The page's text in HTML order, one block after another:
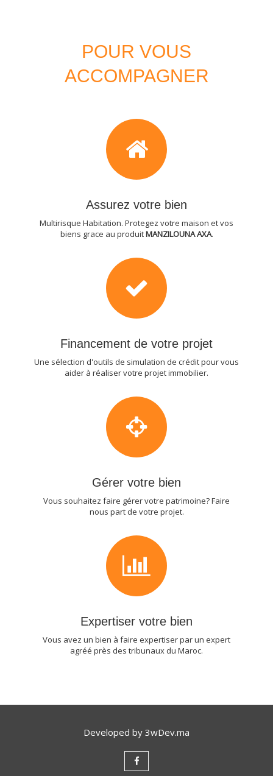
POUR VOUS
ACCOMPAGNER
Assurez votre bien
Multirisque Habitation. Protegez votre maison et vos
biens grace au produitMANZILOUNA AXA.
Financement de votre projet
Une sélection d'outils de simulation de crédit pour vous
aider à réaliser votre projet immobilier.
Gérer votre bien
Vous souhaitez faire gérer votre patrimoine? Faire
nous part de votre projet.
Expertiser votre bien
Vous avez un bien à faire expertiser par un expert
agréé près des tribunaux du Maroc.
Developed by 3wDev.ma